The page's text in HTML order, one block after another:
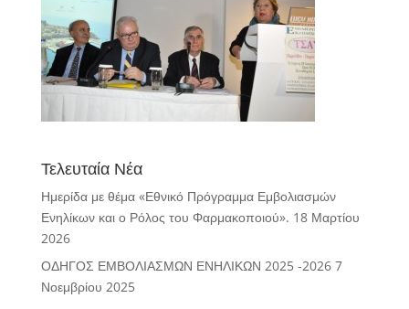
Τελευταία Νέα
Ημερίδα με θέμα «Εθνικό Πρόγραμμα Εμβολιασμών
Ενηλίκων και ο Ρόλος του Φαρμακοποιού». 18 Μαρτίου
2026
ΟΔΗΓΟΣ ΕΜΒΟΛΙΑΣΜΩΝ ΕΝΗΛΙΚΩΝ 2025 -2026 7
Νοεμβρίου 2025